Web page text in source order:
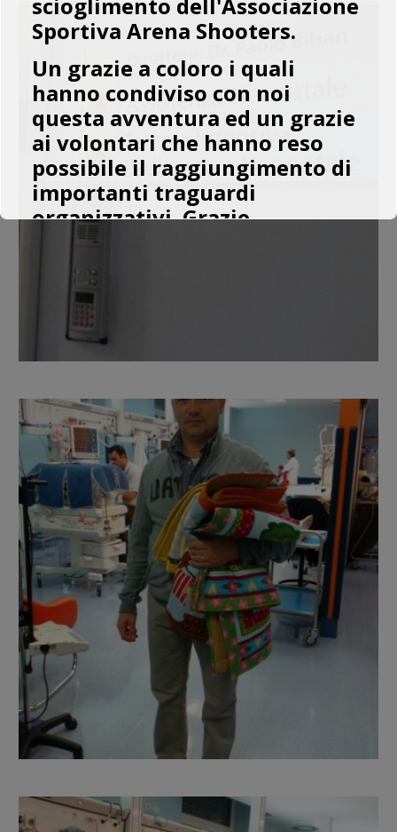
Sportiva Arena Shooters.
Un grazie a coloro i quali
hanno condiviso con noi
questa avventura ed un grazie
ai volontari che hanno reso
possibile il raggiungimento di
importanti traguardi
organizzativi. Grazie.
ad IDPA come semplice club di
tiro difensivo.
Questo si chiuderà in15secondi